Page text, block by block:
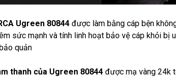
Ugreen 80844 được làm bằng cáp bện
sức mạnh và tính linh hoạt bảo vệ cáp khỏi bị
quản
thanh của Ugreen 80844 được mạ vàng 24k